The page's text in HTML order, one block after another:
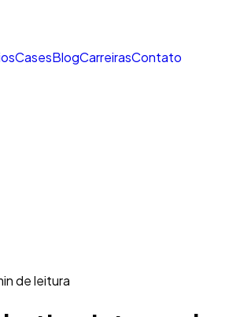
CasesBlogCarreirasContato
de leitura